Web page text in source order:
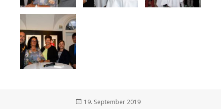
Veröffentlicht
19. September 2019